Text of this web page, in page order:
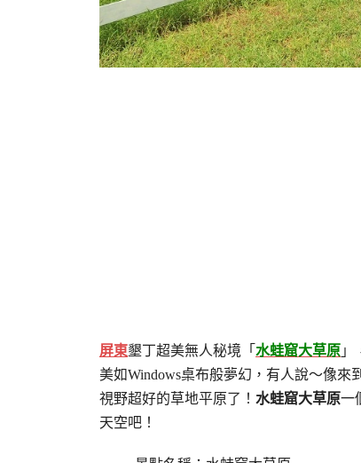
屏東墾丁超美無人秘境「 水蛙窟大草原 」
美如Windows桌布般夢幻，有人說～像
視野超好的草地平原了！ 水蛙窟大草原一
天空吧！